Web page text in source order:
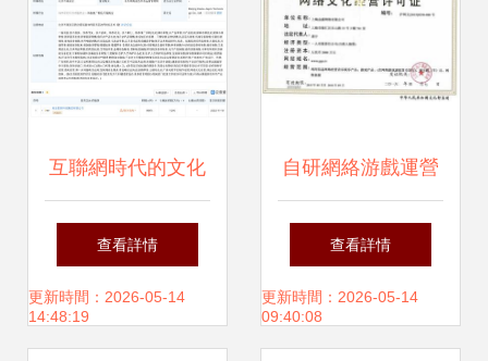
互聯網時代的文化
新生態 網絡文化經
營的現狀與未來
查看詳情
更新時間：2026-05-14
14:48:19
自研網絡游戲運營
前，辦理《網絡文
化經營許可證》的
查看詳情
更新時間：2026-05-14
09:40:08